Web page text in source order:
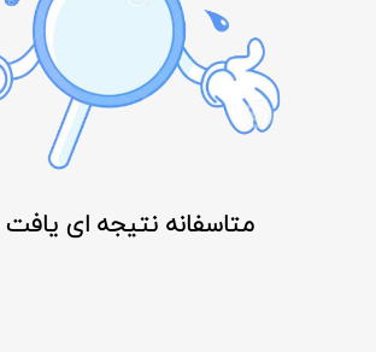
متاسفانه نتیجه ای